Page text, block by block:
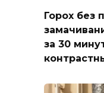
Горох без
за 30